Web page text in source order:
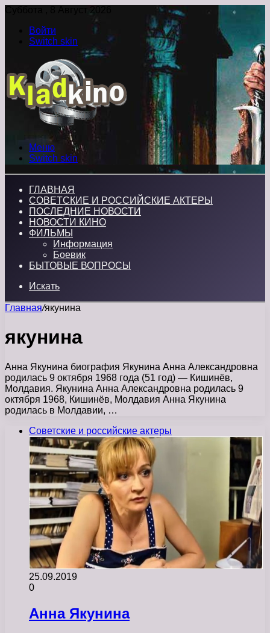
Суббота , 8 Август 2026
Войти
Switch skin
Меню
Switch skin
ГЛАВНАЯ
СОВЕТСКИЕ И РОССИЙСКИЕ АКТЕРЫ
ПОСЛЕДНИЕ НОВОСТИ
НОВОСТИ КИНО
ФИЛЬМЫ
Информация
Боевик
БЫТОВЫЕ ВОПРОСЫ
Искать
Главная/якунина
якунина
Анна Якунина биография Якунина Анна Александровна
родилась 9 октября 1968 года (51 год) — Кишинёв,
Молдавия. Якунина Анна Александровна родилась 9
октября 1968, Кишинёв, Молдавия Анна Якунина
родилась в Молдавии, …
Советские и российские актеры
25.09.2019
0
Анна Якунина